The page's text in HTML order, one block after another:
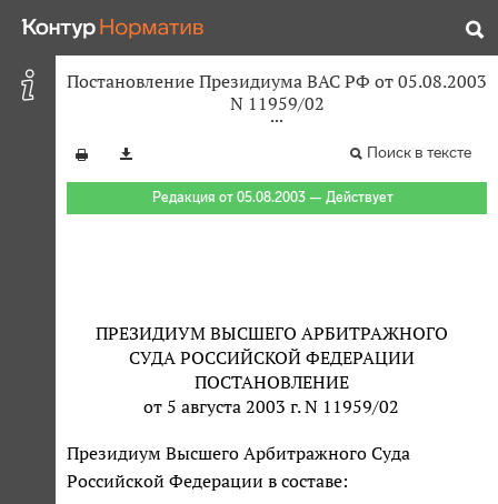
Постановление Президиума ВАС РФ от 05.08.2003
N 11959/02
Поиск в тексте
Редакция от 05.08.2003 — Действует
ПРЕЗИДИУМ ВЫСШЕГО АРБИТРАЖНОГО
СУДА РОССИЙСКОЙ ФЕДЕРАЦИИ
ПОСТАНОВЛЕНИЕ
от 5 августа 2003 г. N 11959/02
Президиум Высшего Арбитражного Суда
Российской Федерации в составе: